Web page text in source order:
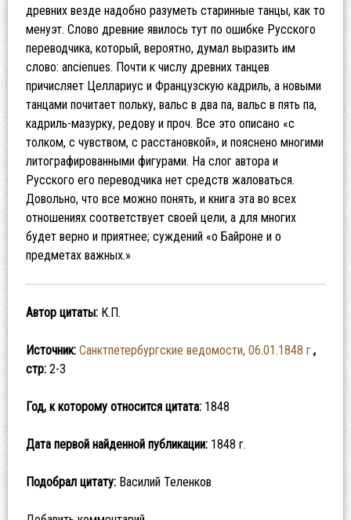
древних везде надобно разуметь старинные танцы, как то
менуэт. Слово древние явилось тут по ошибке Русского
переводчика, который, вероятно, думал выразить им
слово: ancienues. Почти к числу древних танцев
причисляет Целлариус и Французскую кадриль, а новыми
танцами почитает польку, вальс в два па, вальс в пять па,
кадриль-мазурку, редову и проч. Все это описано «с
толком, с чувством, с расстановкой», и пояснено многими
литографированными фигурами. На слог автора и
Русского его переводчика нет средств жаловаться.
Довольно, что все можно понять, и книга эта во всех
отношениях соответствует своей цели, а для многих
будет верно и приятнее; суждений «о Байроне и о
предметах важных.»
Автор цитаты: К.П.
Источник: Санктпетербургские ведомости, 06.01.1848 г.,
стр: 2-3
Год, к которому относится цитата: 1848
Дата первой найденной публикации: 1848 г.
Подобрал цитату: Василий Теленков